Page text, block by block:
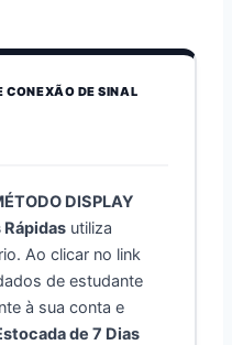
CONEXÃO DE SINAL
DISPLAY
Rápidas utiliza
Ao clicar no link
de estudante
à sua conta e
de 7 Dias